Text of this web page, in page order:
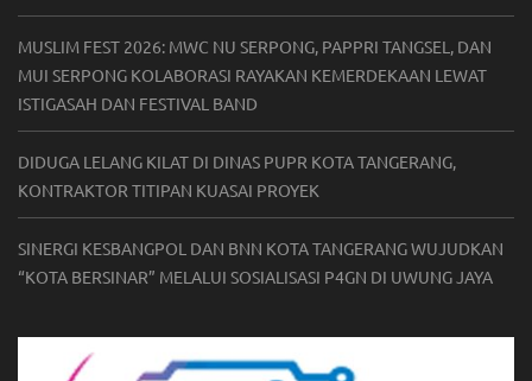
MUSLIM FEST 2026: MWC NU SERPONG, PAPPRI TANGSEL, DAN
MUI SERPONG KOLABORASI RAYAKAN KEMERDEKAAN LEWAT
ISTIGASAH DAN FESTIVAL BAND
DIDUGA LELANG KILAT DI DINAS PUPR KOTA TANGERANG,
KONTRAKTOR TITIPAN KUASAI PROYEK
SINERGI KESBANGPOL DAN BNN KOTA TANGERANG WUJUDKAN
“KOTA BERSINAR” MELALUI SOSIALISASI P4GN DI UWUNG JAYA